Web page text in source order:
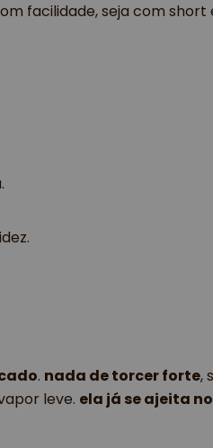
facilidade, seja com
. nada de torcer forte,
leve. ela já se ajeita